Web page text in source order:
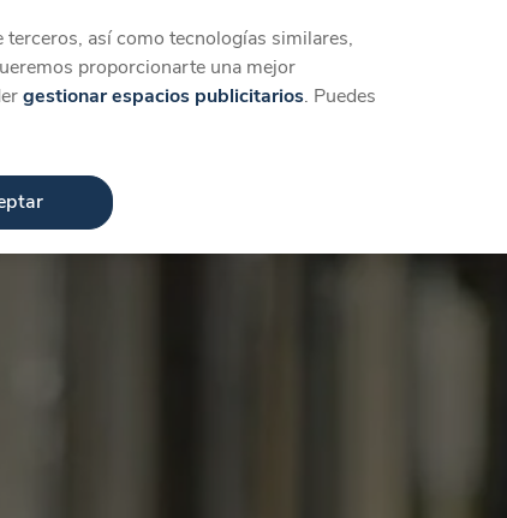
Iniciar sesión Crear cuenta
así como tecnologías similares,
proporcionarte una mejor
gestionar espacios publicitarios. Puedes